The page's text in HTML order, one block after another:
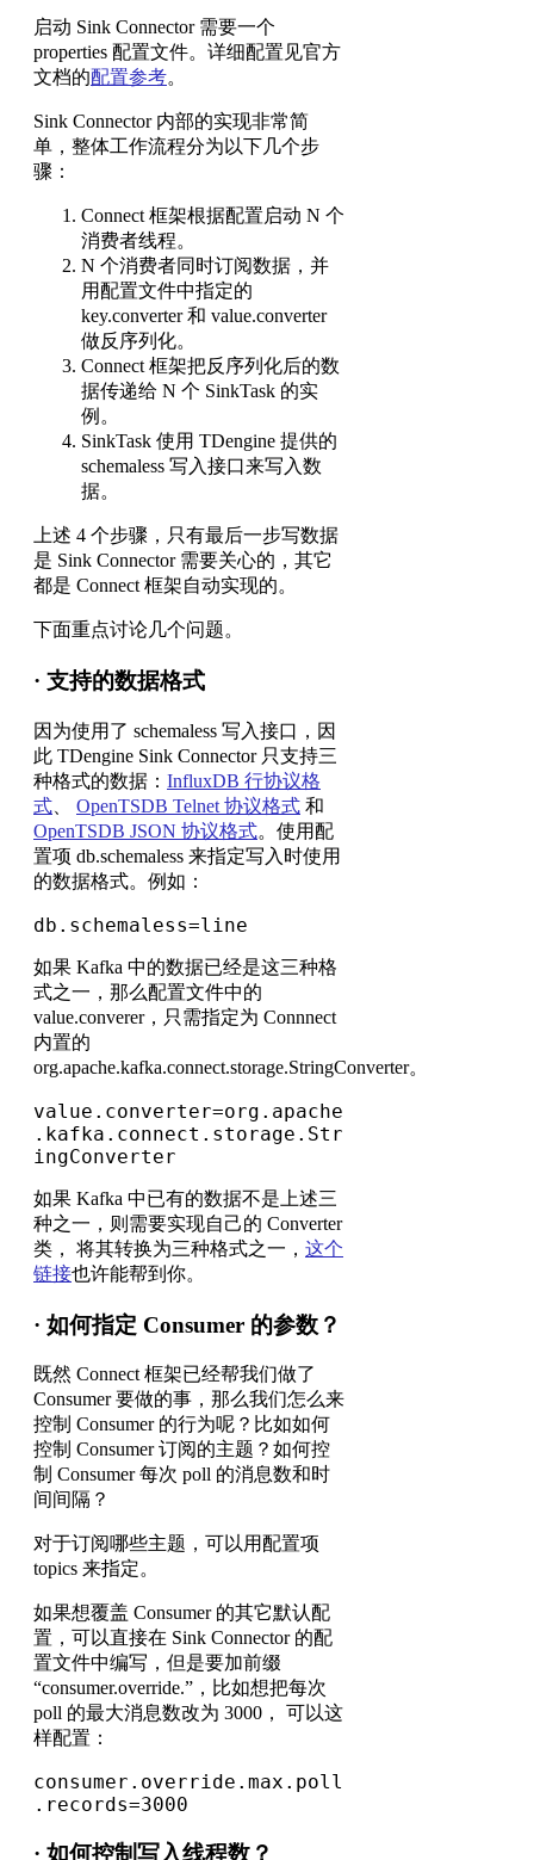
启动 Sink Connector 需要一个
properties 配置文件。详细配置见官方
文档的配置参考。
Sink Connector 内部的实现非常简
单，整体工作流程分为以下几个步
骤：
Connect 框架根据配置启动 N 个
消费者线程。
N 个消费者同时订阅数据，并
用配置文件中指定的
key.converter 和 value.converter
做反序列化。
Connect 框架把反序列化后的数
据传递给 N 个 SinkTask 的实
例。
SinkTask 使用 TDengine 提供的
schemaless 写入接口来写入数
据。
上述 4 个步骤，只有最后一步写数据
是 Sink Connector 需要关心的，其它
都是 Connect 框架自动实现的。
下面重点讨论几个问题。
· 支持的数据格式
因为使用了 schemaless 写入接口，因
此 TDengine Sink Connector 只支持三
种格式的数据： InfluxDB 行协议格
式
OpenTSDB Telnet 协议格式 和
OpenTSDB JSON 协议格式。使用配
置项 db.schemaless 来指定写入时使用
的数据格式。例如：
db.schemaless=line
如果 Kafka 中的数据已经是这三种格
式之一，那么配置文件中的
value.converer，只需指定为 Connnect
内置的
org.apache.kafka.connect.storage.StringConverter。
value.converter=org.apache
.kafka.connect.storage.Str
ingConverter
如果 Kafka 中已有的数据不是上述三
种之一，则需要实现自己的 Converter
类， 将其转换为三种格式之一， 这个
链接也许能帮到你。
· 如何指定 Consumer 的参数？
既然 Connect 框架已经帮我们做了
Consumer 要做的事，那么我们怎么来
控制 Consumer 的行为呢？比如如何
控制 Consumer 订阅的主题？如何控
制 Consumer 每次 poll 的消息数和时
间间隔？
对于订阅哪些主题，可以用配置项
topics 来指定。
如果想覆盖 Consumer 的其它默认配
置，可以直接在 Sink Connector 的配
置文件中编写，但是要加前缀
“consumer.override.”，比如想把每次
poll 的最大消息数改为 3000， 可以这
样配置：
consumer.override.max.poll
.records=3000
· 如何控制写入线程数？